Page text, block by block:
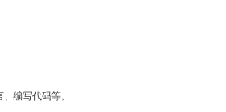
编写代码等。